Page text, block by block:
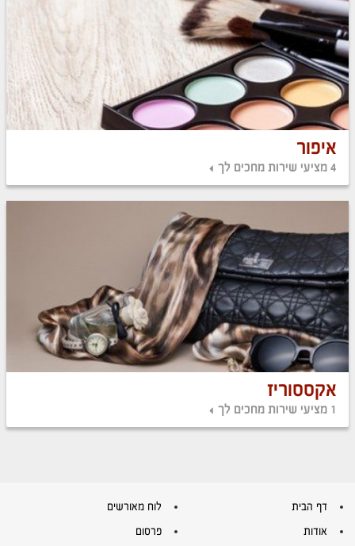
איפור
4 מציעי שירות מחכים לך
אקססוריז
1 מציעי שירות מחכים לך
דף הבית
לוח מאורשים
אודות
פרסום